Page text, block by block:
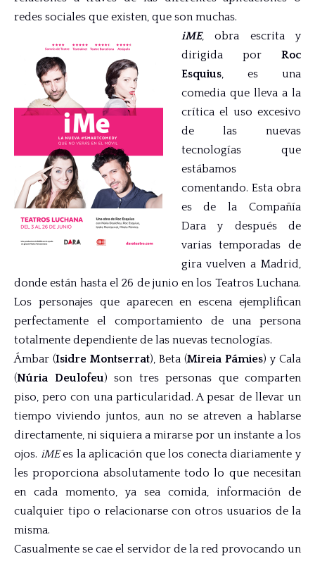
redes sociales que existen, que son muchas.
iME, obra escrita y
dirigida por Roc
Esquius, es una
comedia que lleva a la
crítica el uso excesivo
de las nuevas
tecnologías que
estábamos
comentando. Esta obra
es de la Compañía
Dara y después de
varias temporadas de
gira vuelven a Madrid,
donde están hasta el 26 de junio en los Teatros Luchana.
Los personajes que aparecen en escena ejemplifican
perfectamente el comportamiento de una persona
totalmente dependiente de las nuevas tecnologías.
Ámbar (Isidre Montserrat), Beta (Mireia Pámies) y Cala
(Núria Deulofeu) son tres personas que comparten
piso, pero con una particularidad. A pesar de llevar un
tiempo viviendo juntos, aun no se atreven a hablarse
directamente, ni siquiera a mirarse por un instante a los
ojos. iMEes la aplicación que los conecta diariamente y
les proporciona absolutamente todo lo que necesitan
en cada momento, ya sea comida, información de
cualquier tipo o relacionarse con otros usuarios de la
misma.
Casualmente se cae el servidor de la red provocando un